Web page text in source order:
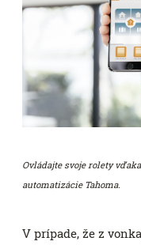
Ovládajte svoje rolety
automatizácie Tahoma.
V prípade, že z